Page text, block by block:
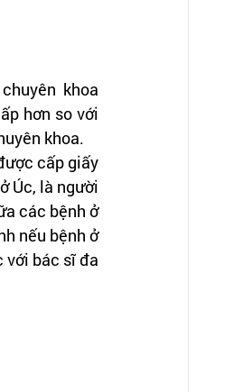
khoa
hơn so với
khoa.
cấp giấy
Úc, là người
các bệnh ở
nếu bệnh ở
với bác sĩ đa